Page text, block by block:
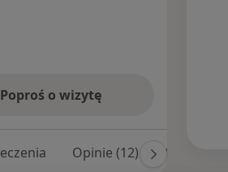
Poproś o wizytę
Opinie (12)